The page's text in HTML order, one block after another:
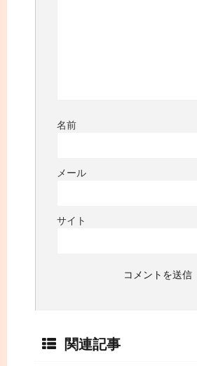
名前
メール
サイト
関連記事